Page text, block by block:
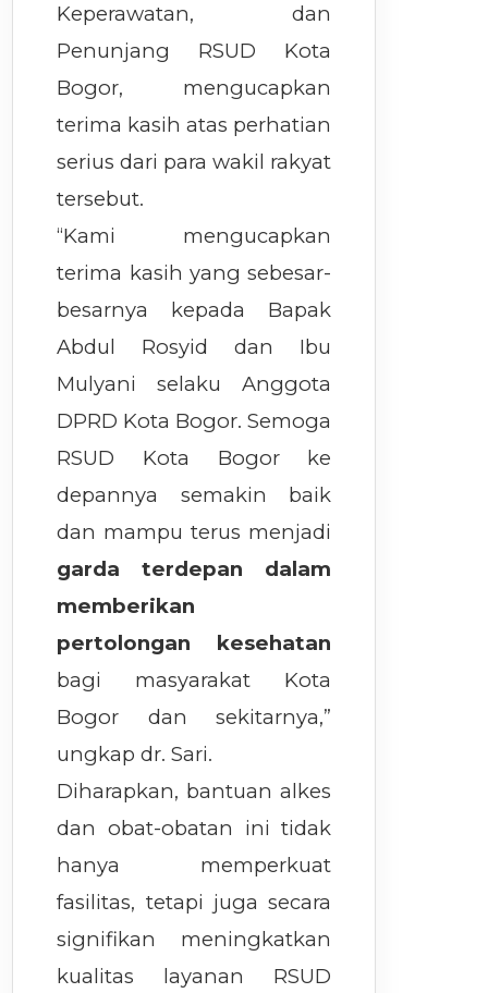
Keperawatan, dan
Penunjang RSUD Kota
Bogor, mengucapkan
terima kasih atas perhatian
serius dari para wakil rakyat
tersebut.
“Kami mengucapkan
terima kasih yang sebesar-
besarnya kepada Bapak
Abdul Rosyid dan Ibu
Mulyani selaku Anggota
DPRD Kota Bogor. Semoga
RSUD Kota Bogor ke
depannya semakin baik
dan mampu terus menjadi
garda terdepan dalam
memberikan
pertolongan kesehatan
bagi masyarakat Kota
Bogor dan sekitarnya,”
ungkap dr. Sari.
Diharapkan, bantuan alkes
dan obat-obatan ini tidak
hanya memperkuat
fasilitas, tetapi juga secara
signifikan meningkatkan
kualitas layanan RSUD